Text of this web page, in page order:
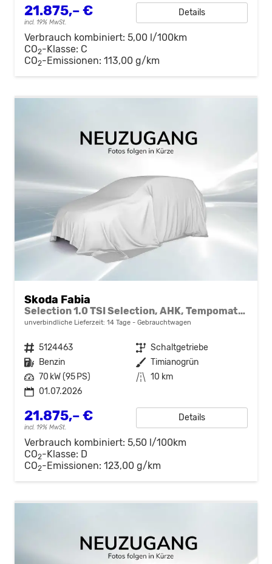
21.875,– €
incl. 19% MwSt.
Details
Verbrauch kombiniert: 5,00 l/100km
CO2-Klasse: C
CO2-Emissionen: 113,00 g/km
Skoda Fabia
Selection 1.0 TSI Selection, AHK, Tempomat, Ladeboden, Park, Winterpaket, SmartLink, 4-J Garantie
unverbindliche Lieferzeit: 14 Tage Gebrauchtwagen
Fahrzeugnr. 5124463 Getriebe Schaltgetriebe
Kraftstoff Benzin Außenfarbe Timianogrün
Leistung 70 kW (95 PS) Kilometerstand 10 km
01.07.2026
21.875,– €
incl. 19% MwSt.
Details
Verbrauch kombiniert: 5,50 l/100km
CO2-Klasse: D
CO2-Emissionen: 123,00 g/km